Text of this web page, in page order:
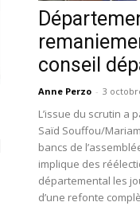
conseil
Anne Perzo - 3
L’issue du scrutin a
Saïd Souffou/
bancs de
implique des
départemental les
d’une refonte